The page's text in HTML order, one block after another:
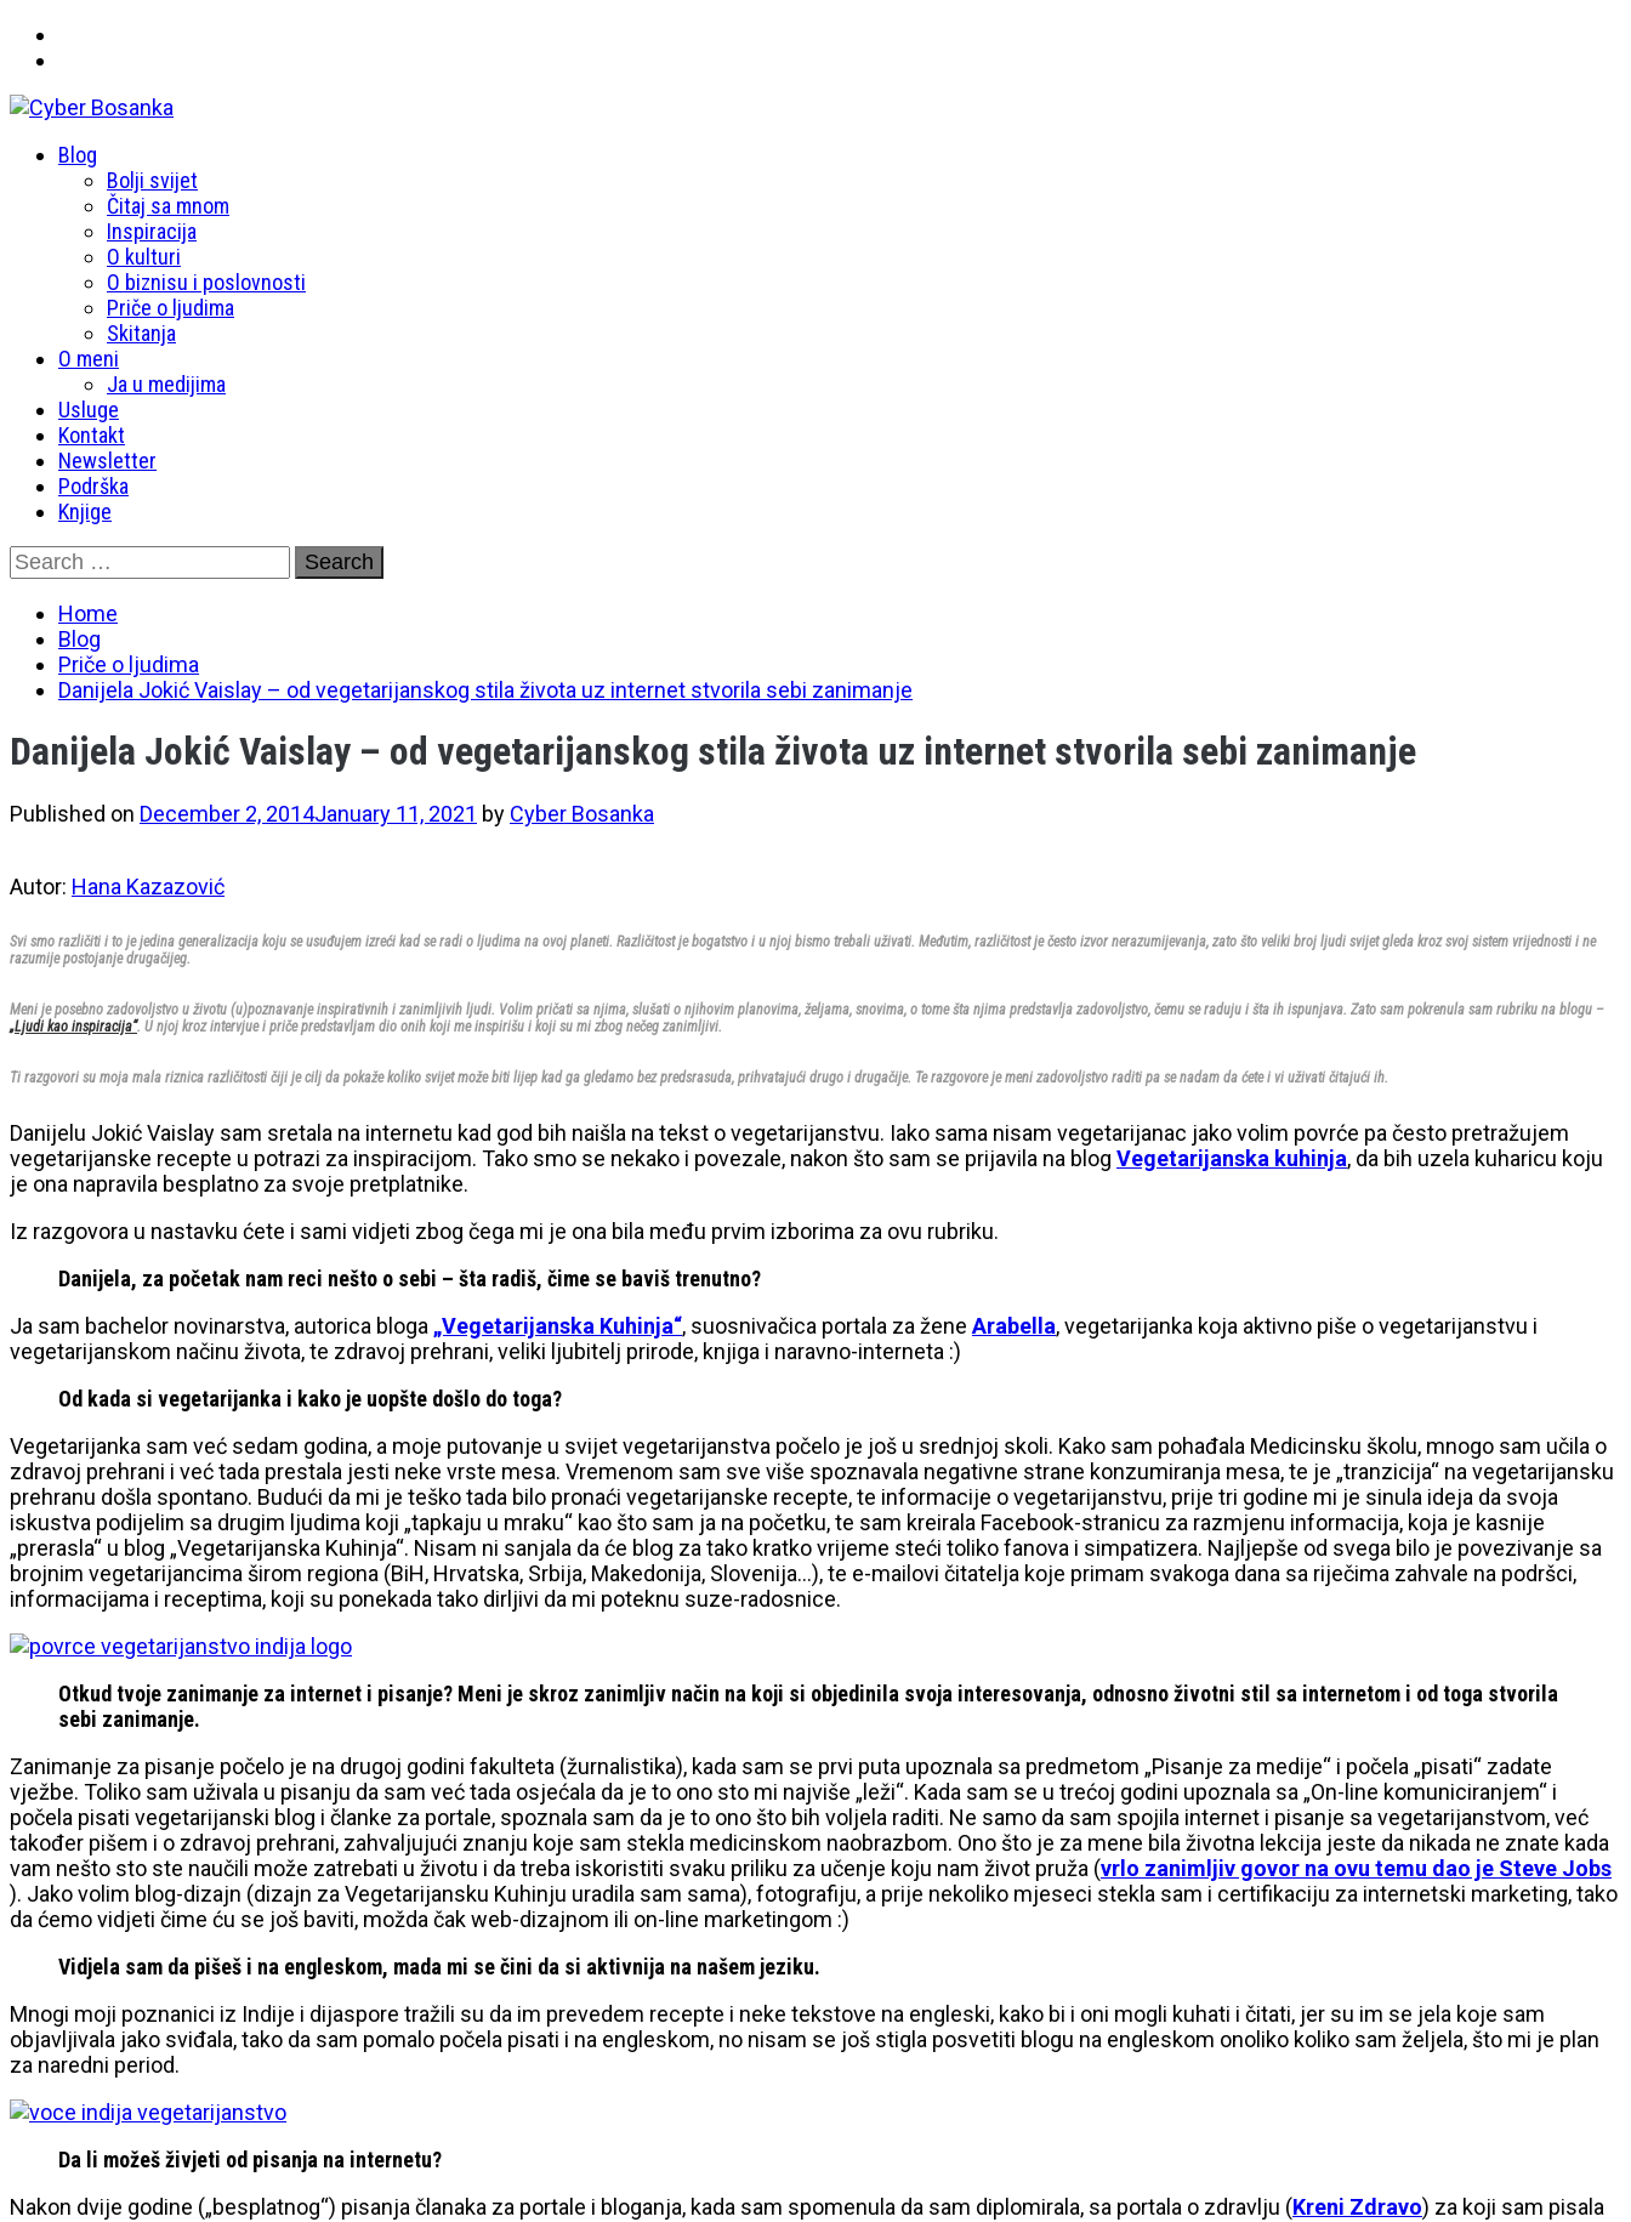
Cyber Bosanka
Primary
Blog
Bolji svijet
Čitaj sa mnom
Inspiracija
O kulturi
O biznisu i poslovnosti
Priče o ljudima
Skitanja
O meni
Ja u medijima
Usluge
Kontakt
Newsletter
Podrška
Knjige
Skip
to
content
Search
for:
Home
Blog
Priče o ljudima
Danijela Jokić Vaislay – od vegetarijanskog stila života uz internet stvorila sebi zanimanje
Danijela Jokić Vaislay – od vegetarijanskog stila života uz internet stvorila sebi zanimanje
Published on December 2, 2014January 11, 2021 by Cyber Bosanka
Autor: Hana Kazazović
Svi smo različiti i to je jedina generalizacija koju se usuđujem izreći kad se radi o ljudima na ovoj planeti. Različitost je bogatstvo i u njoj bismo trebali uživati. Međutim, različitost je često izvor nerazumijevanja, zato što veliki broj ljudi svijet gleda kroz svoj sistem vrijednosti i ne
razumije postojanje drugačijeg.
Meni je posebno zadovoljstvo u životu (u)poznavanje inspirativnih i zanimljivih ljudi. Volim pričati sa njima, slušati o njihovim planovima, željama, snovima, o tome šta njima predstavlja zadovoljstvo, čemu se raduju i šta ih ispunjava. Zato sam pokrenula sam rubriku na blogu –
„Ljudi kao inspiracija“. U njoj kroz intervjue i priče predstavljam dio onih koji me inspirišu i koji su mi zbog nečeg zanimljivi.
Ti razgovori su moja mala riznica različitosti čiji je cilj da pokaže koliko svijet može biti lijep kad ga gledamo bez predsrasuda, prihvatajući drugo i drugačije. Te razgovore je meni zadovoljstvo raditi pa se nadam da ćete i vi uživati čitajući ih.
Danijelu Jokić Vaislay sam sretala na internetu kad god bih naišla na tekst o vegetarijanstvu. Iako sama nisam vegetarijanac jako volim povrće pa često pretražujem
vegetarijanske recepte u potrazi za inspiracijom. Tako smo se nekako i povezale, nakon što sam se prijavila na blog Vegetarijanska kuhinja, da bih uzela kuharicu koju
je ona napravila besplatno za svoje pretplatnike.
Iz razgovora u nastavku ćete i sami vidjeti zbog čega mi je ona bila među prvim izborima za ovu rubriku.
Danijela, za početak nam reci nešto o sebi – šta radiš, čime se baviš trenutno?
Ja sam bachelor novinarstva, autorica bloga „Vegetarijanska Kuhinja“, suosnivačica portala za ženeArabella, vegetarijanka koja aktivno piše o vegetarijanstvu i
vegetarijanskom načinu života, te zdravoj prehrani, veliki ljubitelj prirode, knjiga i naravno-interneta :)
Od kada si vegetarijanka i kako je uopšte došlo do toga?
Vegetarijanka sam već sedam godina, a moje putovanje u svijet vegetarijanstva počelo je još u srednjoj skoli. Kako sam pohađala Medicinsku školu, mnogo sam učila o
zdravoj prehrani i već tada prestala jesti neke vrste mesa. Vremenom sam sve više spoznavala negativne strane konzumiranja mesa, te je „tranzicija“ na vegetarijansku
prehranu došla spontano. Budući da mi je teško tada bilo pronaći vegetarijanske recepte, te informacije o vegetarijanstvu, prije tri godine mi je sinula ideja da svoja
iskustva podijelim sa drugim ljudima koji „tapkaju u mraku“ kao što sam ja na početku, te sam kreirala Facebook-stranicu za razmjenu informacija, koja je kasnije
„prerasla“ u blog „Vegetarijanska Kuhinja“. Nisam ni sanjala da će blog za tako kratko vrijeme steći toliko fanova i simpatizera. Najljepše od svega bilo je povezivanje sa
brojnim vegetarijancima širom regiona (BiH, Hrvatska, Srbija, Makedonija, Slovenija…), te e-mailovi čitatelja koje primam svakoga dana sa riječima zahvale na podršci,
informacijama i receptima, koji su ponekada tako dirljivi da mi poteknu suze-radosnice.
Otkud tvoje zanimanje za internet i pisanje? Meni je skroz zanimljiv način na koji si objedinila svoja interesovanja, odnosno životni stil sa internetom i od toga stvorila
sebi zanimanje.
Zanimanje za pisanje počelo je na drugoj godini fakulteta (žurnalistika), kada sam se prvi puta upoznala sa predmetom „Pisanje za medije“ i počela „pisati“ zadate
vježbe. Toliko sam uživala u pisanju da sam već tada osjećala da je to ono sto mi najviše „leži“. Kada sam se u trećoj godini upoznala sa „On-line komuniciranjem“ i
počela pisati vegetarijanski blog i članke za portale, spoznala sam da je to ono što bih voljela raditi. Ne samo da sam spojila internet i pisanje sa vegetarijanstvom, već
također pišem i o zdravoj prehrani, zahvaljujući znanju koje sam stekla medicinskom naobrazbom. Ono što je za mene bila životna lekcija jeste da nikada ne znate kada
vam nešto sto ste naučili može zatrebati u životu i da treba iskoristiti svaku priliku za učenje koju nam život pruža (vrlo zanimljiv govor na ovu temu dao je Steve Jobs
). Jako volim blog-dizajn (dizajn za Vegetarijansku Kuhinju uradila sam sama), fotografiju, a prije nekoliko mjeseci stekla sam i certifikaciju za internetski marketing, tako
da ćemo vidjeti čime ću se još baviti, možda čak web-dizajnom ili on-line marketingom :)
Vidjela sam da pišeš i na engleskom, mada mi se čini da si aktivnija na našem jeziku.
Mnogi moji poznanici iz Indije i dijaspore tražili su da im prevedem recepte i neke tekstove na engleski, kako bi i oni mogli kuhati i čitati, jer su im se jela koje sam
objavljivala jako sviđala, tako da sam pomalo počela pisati i na engleskom, no nisam se još stigla posvetiti blogu na engleskom onoliko koliko sam željela, što mi je plan
za naredni period.
Da li možeš živjeti od pisanja na internetu?
Nakon dvije godine („besplatnog“) pisanja članaka za portale i bloganja, kada sam spomenula da sam diplomirala, sa portala o zdravlju (Kreni Zdravo) za koji sam pisala